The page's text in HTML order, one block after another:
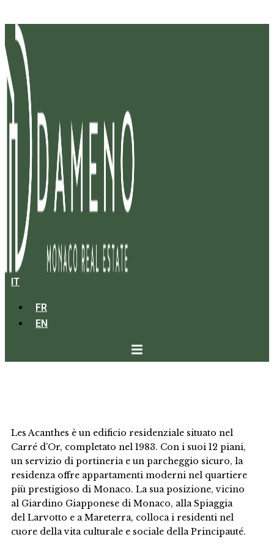
IT
FR
EN
Les Acanthes è un edificio residenziale situato nel
Carré d’Or, completato nel 1983. Con i suoi 12 piani,
un servizio di portineria e un parcheggio sicuro, la
residenza offre appartamenti moderni nel quartiere
più prestigioso di Monaco. La sua posizione, vicino
al Giardino Giapponese di Monaco, alla Spiaggia
del Larvotto e a Mareterra, colloca i residenti nel
cuore della vita culturale e sociale della Principauté.